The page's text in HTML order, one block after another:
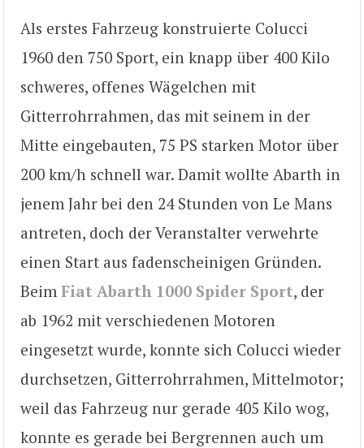
Als erstes Fahrzeug konstruierte Colucci
1960 den 750 Sport, ein knapp über 400 Kilo
schweres, offenes Wägelchen mit
Gitterrohrrahmen, das mit seinem in der
Mitte eingebauten, 75 PS starken Motor über
200 km/h schnell war. Damit wollte Abarth in
jenem Jahr bei den 24 Stunden von Le Mans
antreten, doch der Veranstalter verwehrte
einen Start aus fadenscheinigen Gründen.
Beim Fiat Abarth 1000 Spider Sport, der
ab 1962 mit verschiedenen Motoren
eingesetzt wurde, konnte sich Colucci wieder
durchsetzen, Gitterrohrrahmen, Mittelmotor;
weil das Fahrzeug nur gerade 405 Kilo wog,
konnte es gerade bei Bergrennen auch um